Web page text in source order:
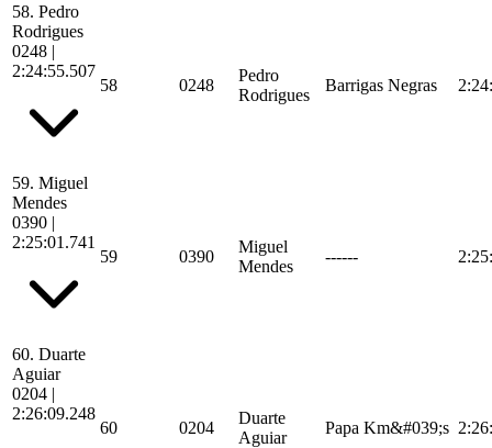
58. Pedro
Rodrigues
0248 |
2:24:55.507
58 0248
Pedro
Rodrigues
Barrigas Negras
59. Miguel
Mendes
0390 |
2:25:01.741
59 0390
Miguel
Mendes
------
60. Duarte
Aguiar
0204 |
2:26:09.248
60 0204
Duarte
Aguiar
Papa Km&#039;s